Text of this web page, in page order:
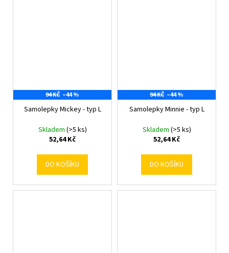
94 KČ –44 %
Samolepky Mickey - typ L
Skladem (>5 ks)
52,64 Kč
DO KOŠÍKU
94 KČ –44 %
Samolepky Minnie - typ L
Skladem (>5 ks)
52,64 Kč
DO KOŠÍKU